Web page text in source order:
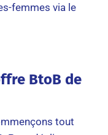
femmes via le
BtoB de
tout